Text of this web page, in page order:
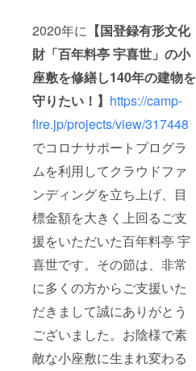
2020年に 【国登録有形文化
財「百年料亭 宇喜世」の小
座敷を修繕し140年の建物を
守りたい！】 https://camp-
fire.jp/projects/view/317448
でコロナサポートプログラ
ムを利用してクラウドファ
ンディングを立ち上げ、目
標金額を大きく上回るご支
援をいただいた百年料亭 宇
喜世です。その節は、非常
に多くの方からご支援いた
だきまして誠にありがとう
ございました。お陰様で素
敵な小座敷に生まれ変わる